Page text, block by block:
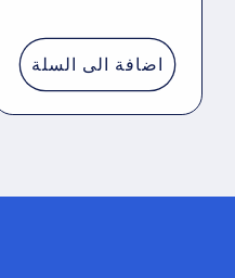
اضافة الى السلة